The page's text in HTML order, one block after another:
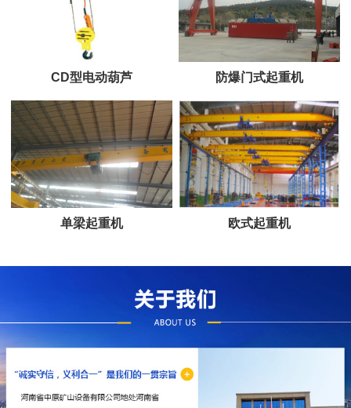
CD型电动葫芦 防爆门式起重机
单梁起重机 欧式起重机